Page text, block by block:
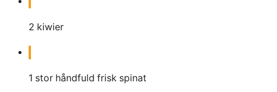
2 kiwier
1 stor håndfuld frisk spinat